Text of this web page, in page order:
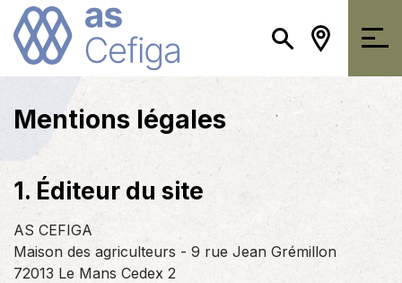
Mentions légales
1. Éditeur du site
AS CEFIGA
Maison des agriculteurs - 9 rue Jean Grémillon
72013 Le Mans Cedex 2